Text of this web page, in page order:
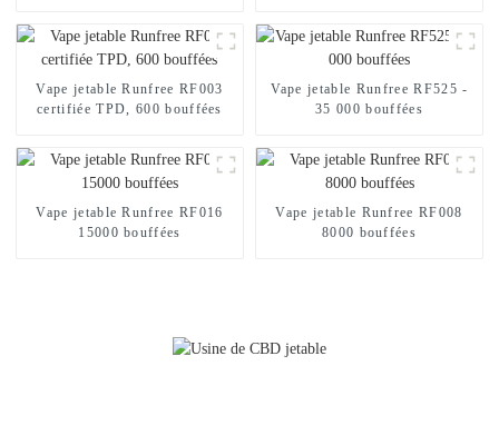
Vape jetable Runfree RF003
certifiée TPD, 600 bouffées
Vape jetable Runfree RF525 -
35 000 bouffées
Vape jetable Runfree RF016
15000 bouffées
Vape jetable Runfree RF008
8000 bouffées